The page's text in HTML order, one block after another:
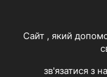
Cайт , який
зв'язатися з